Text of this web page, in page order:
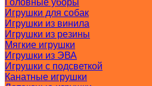
Головные уборы
Игрушки для собак
Игрушки из винила
Игрушки из резины
Мягкие игрушки
Игрушки из ЭВА
Игрушки с подсветкой
Канатные игрушки